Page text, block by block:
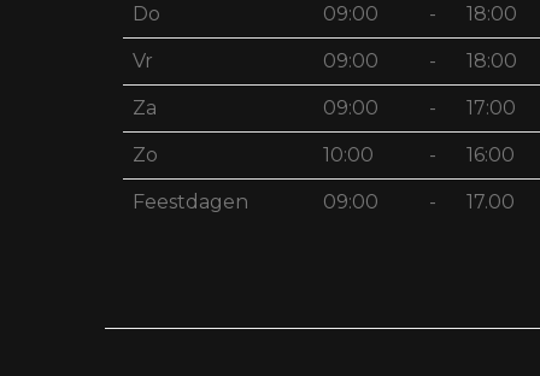
Do 09:00 - 18:00
Vr 09:00 - 18:00
Za 09:00 - 17:00
Zo 10:00 - 16:00
Feestdagen 09:00 - 17.00